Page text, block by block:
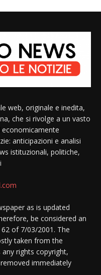
web, originale e inedita,
che si rivolge a un vasto
anticipazioni e analisi
istituzionali, politiche,
as is updated
be considered an
of 7/03/2001. The
taken from the
rights copyright,
immediately